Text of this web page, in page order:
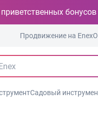
Продвижение на Enex
Садовый